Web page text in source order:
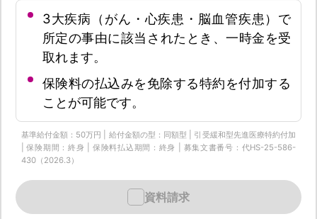
3大疾病（がん・心疾患・脳血管疾患）で
所定の事由に該当されたとき、一時金を受
取れます。
保険料の払込みを免除する特約を付加する
ことが可能です。
基準給付金額：50万円 | 給付金額の型：同額型 | 引受緩和型先進医療特約付加
| 保険期間：終身 | 保険料払込期間：終身 | 募集文書番号：代HS-25-586-
430（2026.3）
資料請求